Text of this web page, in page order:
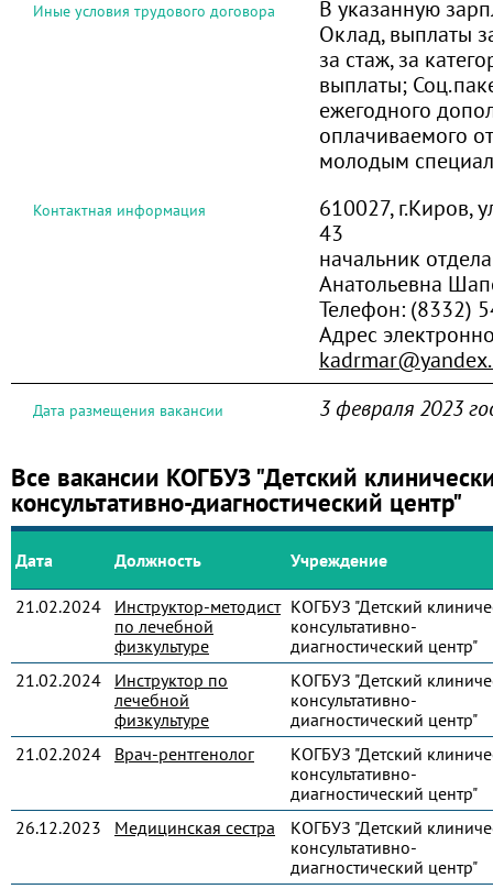
Иные условия трудового договора
В указанную
Оклад, выплаты
за стаж, за
выплаты;
ежегодного
оплачиваемого
молодым
Контактная информация
610027, г.Киров,
43
начальник
Анатольевна
Телефон: (8332)
Адрес
Дата размещения вакансии 3 февраля 2023
Все вакансии КОГБУЗ "Детский
консультативно-диагностический центр"
Дата Должность Учреждение
21.02.2024
Инструктор-методист
по лечебной
физкультуре
КОГБУЗ "Детский
консультативно-
диагностический центр"
21.02.2024
Инструктор по
лечебной
физкультуре
КОГБУЗ "Детский
консультативно-
диагностический центр"
21.02.2024
Врач-рентгенолог
КОГБУЗ "Детский
консультативно-
диагностический центр"
26.12.2023
Медицинская сестра
КОГБУЗ "Детский
консультативно-
диагностический центр"